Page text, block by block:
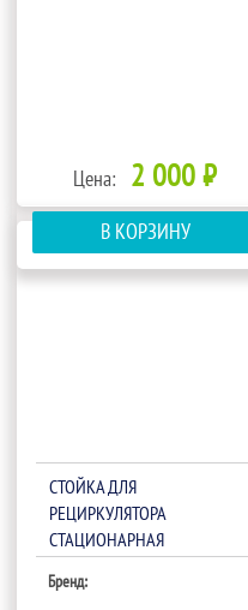
Цена: 2 000 ₽
В КОРЗИНУ
СТОЙКА ДЛЯ
РЕЦИРКУЛЯТОРА
СТАЦИОНАРНАЯ
Бренд: